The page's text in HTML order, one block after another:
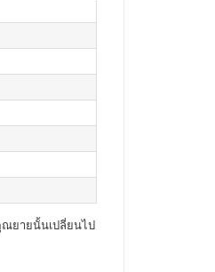
ณยายนั้นเปลี่ยนไป